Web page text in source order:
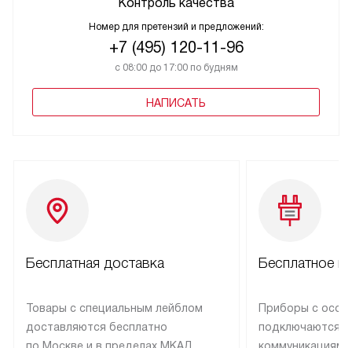
Контроль качества
Номер для претензий и предложений:
+7 (495) 120-11-96
с 08:00 до 17:00 по будням
НАПИСАТЬ
Бесплатная доставка
Товары с специальным лейблом
доставляются бесплатно
Бесплатное
Приборы с
подключаются к